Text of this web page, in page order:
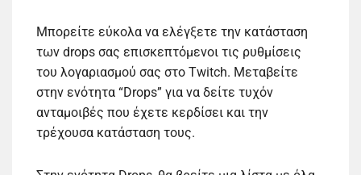
Μπορείτε εύκολα να ελέγξετε την κατάσταση
των drops σας επισκεπτόμενοι τις ρυθμίσεις
του λογαριασμού σας στο Twitch. Μεταβείτε
στην ενότητα “Drops” για να δείτε τυχόν
ανταμοιβές που έχετε κερδίσει και την
τρέχουσα κατάσταση τους.